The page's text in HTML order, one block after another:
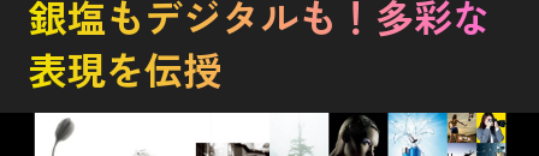
銀塩もデジタルも！多彩な
表現を伝授